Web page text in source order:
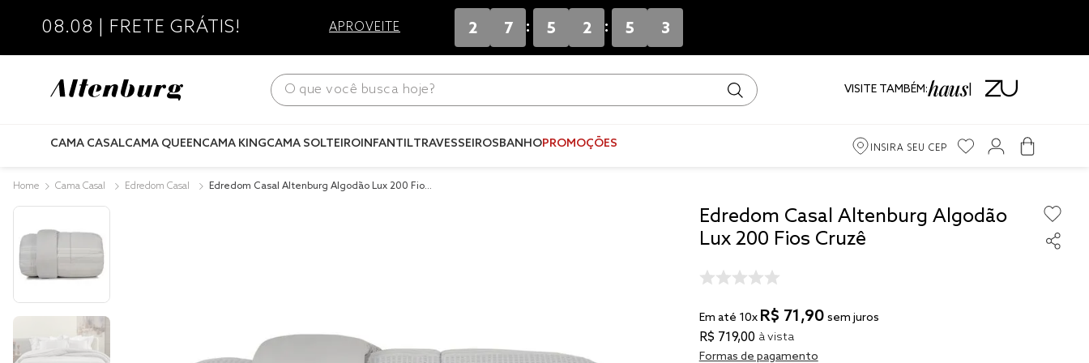
08.08 | FRETE GRÁTIS! APROVEITE 2 7 : 5 2 : 5 3
O que você busca hoje?
VISITE TAMBÉM:
CAMA CASALCAMA QUEENCAMA KINGCAMA SOLTEIROINFANTILTRAVESSEIROSBANHOPROMOÇÕES INSIRA SEU CEP
Cama Casal Edredom Casal
Edredom Casal Altenburg Algodão Lux 200 Fios
Edredom Casal Altenburg Algodão
Lux 200 Fios Cruzê
Em até 10x R$ 71,90 sem juros
R$ 719,00 à vista
Formas de pagamento
fronha
travesseiro
solteiro
tencel